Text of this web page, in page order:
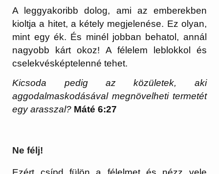
A leggyakoribb dolog, ami az emberekben
kioltja a hitet, a kétely megjelenése. Ez olyan,
mint egy ék. És minél jobban behatol, annál
nagyobb kárt okoz! A félelem leblokkol és
cselekvésképtelenné tehet.
Kicsoda pedig az közületek, aki
aggodalmaskodásával megnövelheti termetét
egy arasszal? Máté 6:27
Ne félj!